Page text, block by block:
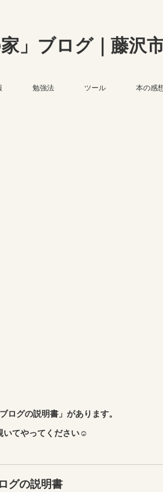
家」ブログ｜藤沢
勉強法 ツール 本の感
ログの説明書」があります。
いてやってください☺︎
グの説明書